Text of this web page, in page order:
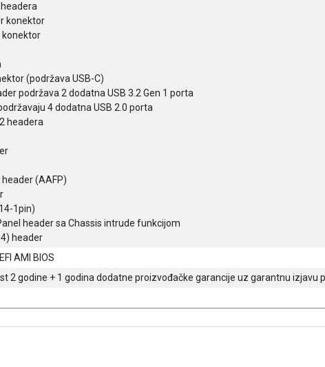
konektor
konektor
(podržava USB-C)
podržava 2 dodatna USB 3.2 Gen 1 porta
4 dodatna USB 2.0 porta
headera
(AAFP)
1pin)
header sa Chassis intrude funkcijom
header
AMI BIOS
2 godine + 1 godina dodatne proizvođačke garancije uz garantnu izjavu